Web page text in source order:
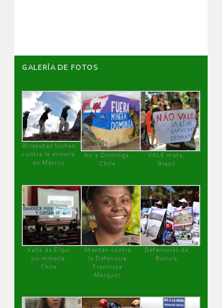
GALERÌA DE FOTOS
Wirakutas luchan
contra la minería
en México
No a Dominga,
Chile
VALE mata,
Brasil
Valle de Elqui
sin minería.
Chile
Atentan contra
la Defensora
Francisca
Márquez
Defensoras de
Bolivia